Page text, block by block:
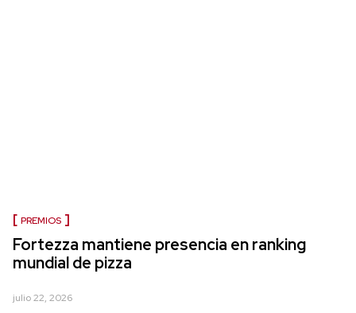
PREMIOS
Fortezza mantiene presencia en ranking
mundial de pizza
julio 22, 2026